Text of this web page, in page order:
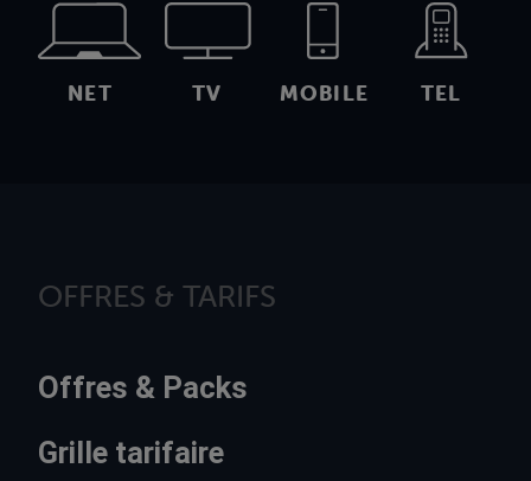
NET TV MOBILE TEL
OFFRES & TARIFS
Offres & Packs
Grille tarifaire